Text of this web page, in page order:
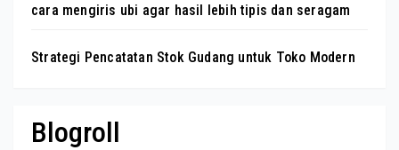
cara mengiris ubi agar hasil lebih tipis dan seragam
Strategi Pencatatan Stok Gudang untuk Toko Modern
Blogroll